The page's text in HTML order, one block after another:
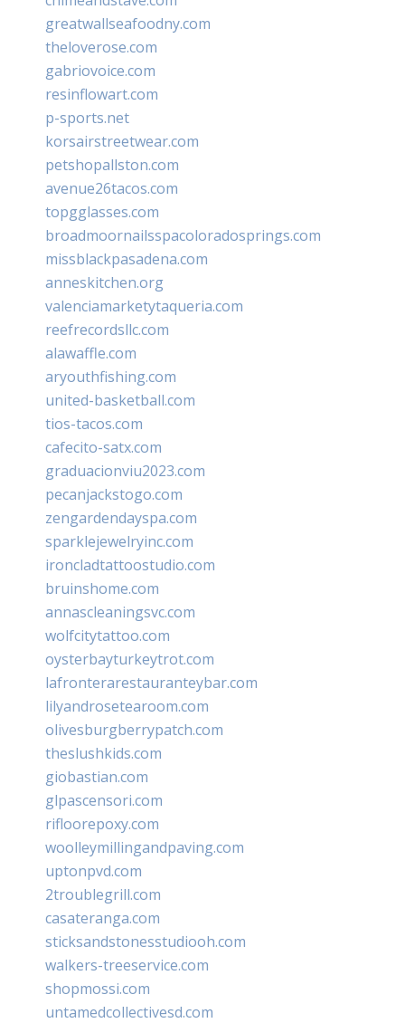
greatwallseafoodny.com
theloverose.com
gabriovoice.com
resinflowart.com
p-sports.net
korsairstreetwear.com
petshopallston.com
avenue26tacos.com
topgglasses.com
broadmoornailsspacoloradosprings.com
missblackpasadena.com
anneskitchen.org
valenciamarketytaqueria.com
reefrecordsllc.com
alawaffle.com
aryouthfishing.com
united-basketball.com
tios-tacos.com
cafecito-satx.com
graduacionviu2023.com
pecanjackstogo.com
zengardendayspa.com
sparklejewelryinc.com
ironcladtattoostudio.com
bruinshome.com
annascleaningsvc.com
wolfcitytattoo.com
oysterbayturkeytrot.com
lafronterarestauranteybar.com
lilyandrosetearoom.com
olivesburgberrypatch.com
theslushkids.com
giobastian.com
glpascensori.com
rifloorepoxy.com
woolleymillingandpaving.com
uptonpvd.com
2troublegrill.com
casateranga.com
sticksandstonesstudiooh.com
walkers-treeservice.com
shopmossi.com
untamedcollectivesd.com